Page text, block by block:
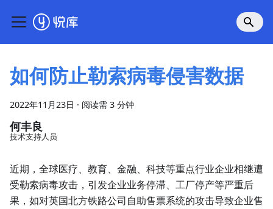
如何防止勒索病毒侵害数据
2022年11月23日 · 阅读需 3 分钟
何丰良
技术支持人员
近期，全球医疗、教育、金融、科技等重点行业企业相继遭
受勒索病毒攻击，引发企业业务停滞、工厂停产等严重后
果，如对英国北方铁路公司自助售票系统的攻击导致企业售